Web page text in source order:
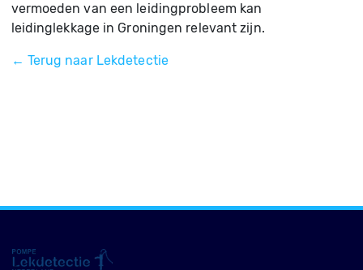
vermoeden van een leidingprobleem kan
leidinglekkage in Groningen relevant zijn.
← Terug naar Lekdetectie